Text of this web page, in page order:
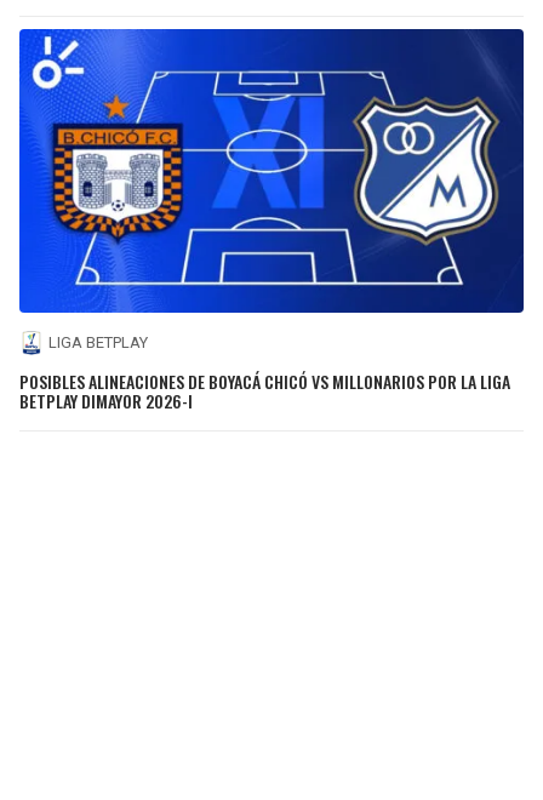
LIGA BETPLAY
POSIBLES ALINEACIONES DE BOYACÁ CHICÓ VS MILLONARIOS POR LA LIGA
BETPLAY DIMAYOR 2026-I